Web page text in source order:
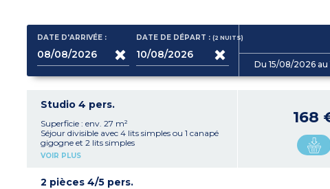
DATE D'ARRIVÉE : DATE DE DÉPART :(2NUITS)
Du 15/08/2026
Studio 4 pers.
Superficie : env. 27 m²
Séjour divisible avec 4 lits simples ou 1 canapé
gigogne et 2 lits simples
Kitchenette avec plaque électrique, micro-
Balcon ou rez-de-chaussée
VOIR PLUS
168
2 pièces 4/5 pers.